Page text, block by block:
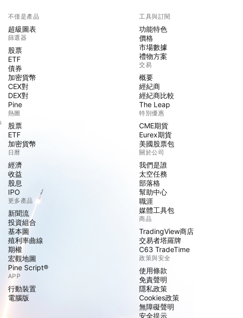
不僅是產品
超級圖表
篩選器
股票
ETF
債券
加密貨幣
CEX對
DEX對
Pine
熱圖
股票
ETF
加密貨幣
日曆
經濟
收益
股息
IPO
更多產品
新聞流
投資組合
基本圖
殖利率曲線
期權
宏觀地圖
Pine Script®
APP
行動裝置
電腦版
工具與訂閱
功能特色
價格
市場數據
禮物方案
交易
概要
經紀商
經紀商比較
The Leap
特別優惠
CME期貨
Eurex期貨
美國股票包
關於公司
我們是誰
太空任務
部落格
幫助中心
職涯
媒體工具包
商品
TradingView商店
交易者塔羅牌
C63 TradeTime
政策與安全
使用條款
免責聲明
隱私政策
Cookies政策
無障礙聲明
安全提示